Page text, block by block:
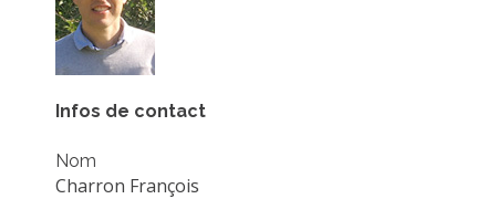
PLATEFORMES EXPÉRIMENTALES
IMPLANTATIONS GÉOGRAPHIQUES
Infos de contact
Nom
Charron François